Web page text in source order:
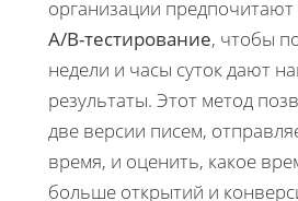
организации
A/B-тестирование, чтобы
недели и часы суток дают
результаты. Этот метод
две версии писем,
время, и оценить, какое
больше открытий и